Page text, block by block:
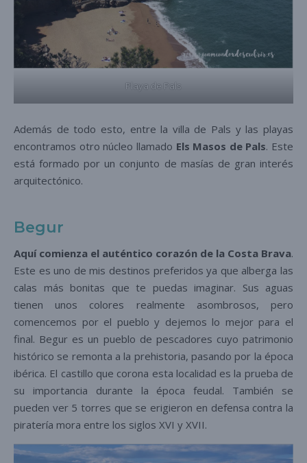
Playa de Pals
Además de todo esto, entre la villa de Pals y las playas
encontramos otro núcleo llamado Els Masos de Pals. Este
está formado por un conjunto de masías de gran interés
arquitectónico.
Begur
Aquí comienza el auténtico corazón de la Costa Brava.
Este es uno de mis destinos preferidos ya que alberga las
calas más bonitas que te puedas imaginar. Sus aguas
tienen unos colores realmente asombrosos, pero
comencemos por el pueblo y dejemos lo mejor para el
final. Begur es un pueblo de pescadores cuyo patrimonio
histórico se remonta a la prehistoria, pasando por la época
ibérica. El castillo que corona esta localidad es la prueba de
su importancia durante la época feudal. También se
pueden ver 5 torres que se erigieron en defensa contra la
piratería mora entre los siglos XVI y XVII.